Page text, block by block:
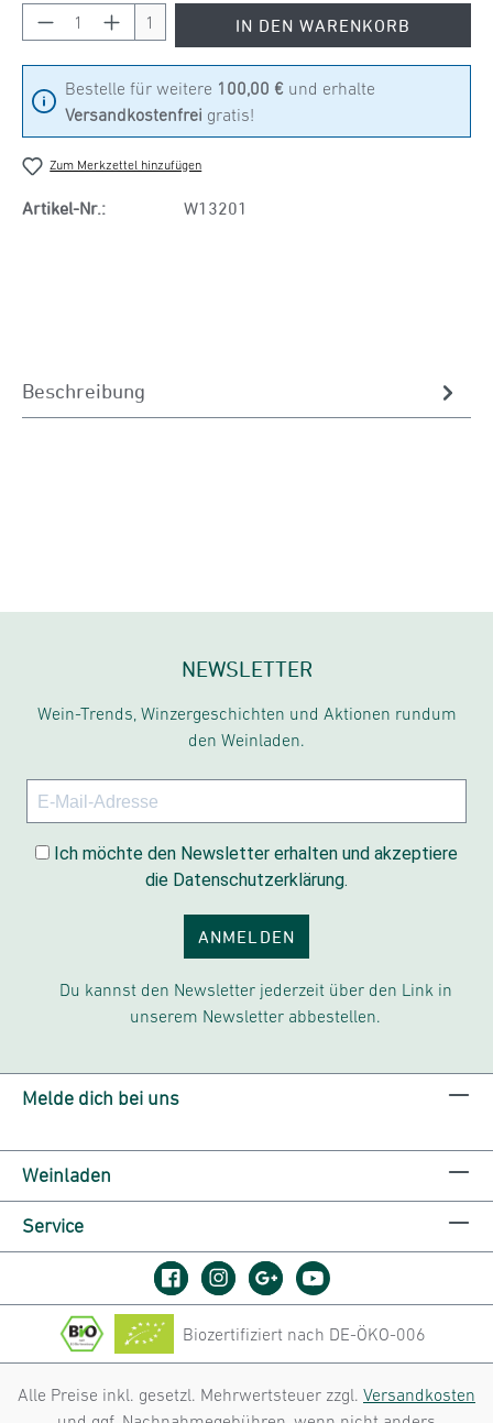
Produkt Anzahl: Gib den gewünschten Wert
1 IN DEN WARENKORB
Bestelle für weitere 100,00 € und erhalte
Versandkostenfrei gratis!
Zum Merkzettel hinzufügen
Artikel-Nr.: W13201
Beschreibung
NEWSLETTER
Wein-Trends, Winzergeschichten und Aktionen rundum
den Weinladen.
Ich möchte den Newsletter erhalten und akzeptiere
die Datenschutzerklärung.
ANMELDEN
Du kannst den Newsletter jederzeit über den Link in
unserem Newsletter abbestellen.
Melde dich bei uns
Weinladen
Service
Biozertifiziert nach DE-ÖKO-006
Alle Preise inkl. gesetzl. Mehrwertsteuer zzgl. Versandkosten